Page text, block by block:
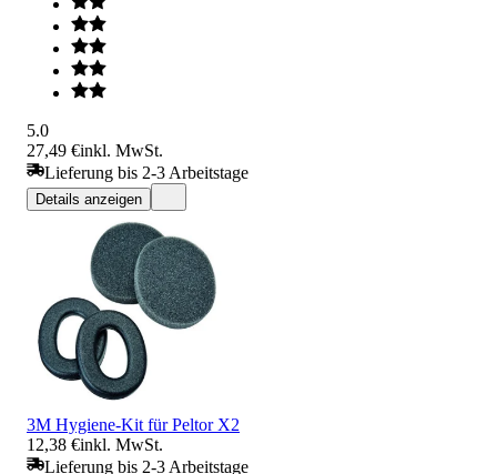
5.0
27,49 €inkl. MwSt.
Lieferung bis 2-3 Arbeitstage
Details anzeigen
3M Hygiene-Kit für Peltor X2
12,38 €inkl. MwSt.
Lieferung bis 2-3 Arbeitstage